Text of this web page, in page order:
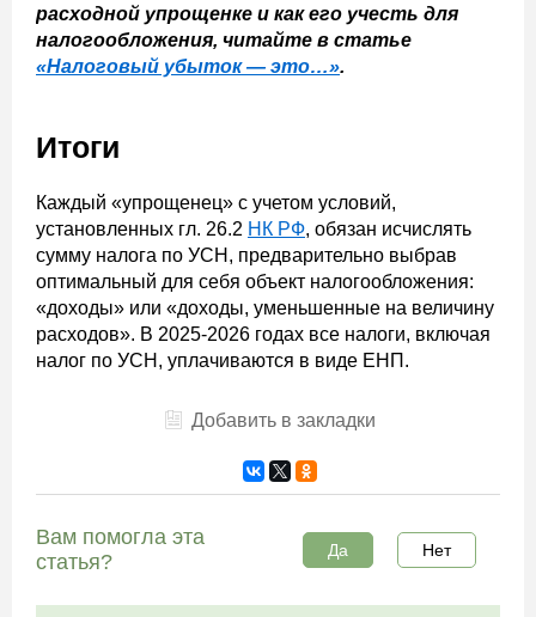
расходной упрощенке и как его учесть для
налогообложения, читайте в статье
«Налоговый убыток — это…».
Итоги
Каждый «упрощенец» с учетом условий,
установленных гл. 26.2 НК РФ, обязан исчислять
сумму налога по УСН, предварительно выбрав
оптимальный для себя объект налогообложения:
«доходы» или «доходы, уменьшенные на величину
расходов». В 2025-2026 годах все налоги, включая
налог по УСН, уплачиваются в виде ЕНП.
Добавить в закладки
Вам помогла эта
статья?
Да Нет